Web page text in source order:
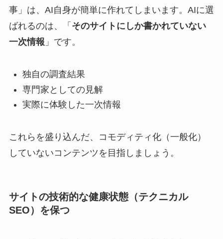
事」は、AI自身が簡単に作れてしまいます。AIに選
ばれるのは、「 そのサイトにしか書かれていない
一次情報 」です。
独自の調査結果
専門家としての見解
実際に体験した一次情報
これらを盛り込んだ、コモディティ化（一般化）
していないコンテンツを目指しましょう。
サイトの技術的な健康状態（テクニカル
SEO）を保つ